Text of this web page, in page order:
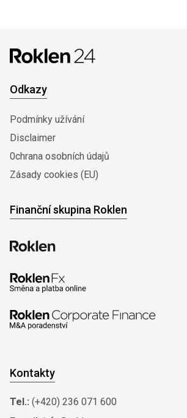
Odkazy
Podmínky užívání
Disclaimer
0chrana osobních údajů
Zásady cookies (EU)
Finanční skupina Roklen
Kontakty
Tel.: (+420) 236 071 600